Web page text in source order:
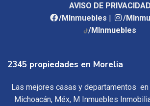
AVISO DE PRIVACIDAD
/MInmuebles |
/
/MInmuebles
2345 propiedades en Morelia
Las mejores casas y departamentos en
Michoacán, Méx, M Inmuebles